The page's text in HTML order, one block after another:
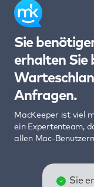
Sie
erhalten Sie
Anfragen.
MacKeeper ist viel
ein Expertenteam,
allen Mac-
Sie